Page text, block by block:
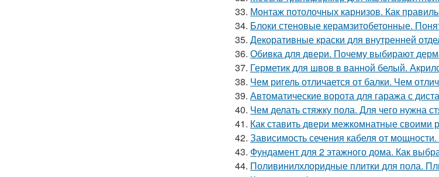
33. Монтаж потолочных карнизов. Как
34. Блоки стеновые керамзитобетонные.
35. Декоративные краски для внутренней
36. Обивка для двери. Почему выбирают
37. Герметик для швов в ванной белый.
38. Чем ригель отличается от балки. Чем
39. Автоматические ворота для гаража с
40. Чем делать стяжку пола. Для чего нужна
41. Как ставить двери межкомнатные
42. Зависимость сечения кабеля от
43. Фундамент для 2 этажного дома. Как
44. Поливинилхлоридные плитки для пола.